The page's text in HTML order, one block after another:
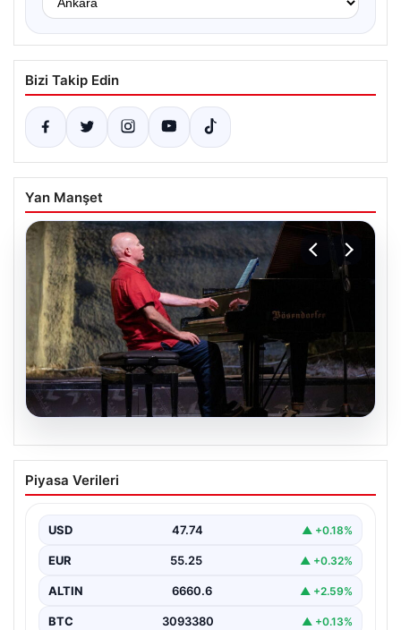
Bizi Takip Edin
Yan Manşet
07.08.2026
23. Uluslararası Gümüşlük Müzik
Festivali’nde İngiliz Piyanist Charles
Bodrum'un eşsiz atmosferinde düzenlenen 23.
sanatseverleri büyülemeye…
Piyasa Verileri
USD 47.74 ▲ +0.18%
EUR 55.25 ▲ +0.32%
ALTIN 6660.6 ▲ +2.59%
BTC 3093380 ▲ +0.13%